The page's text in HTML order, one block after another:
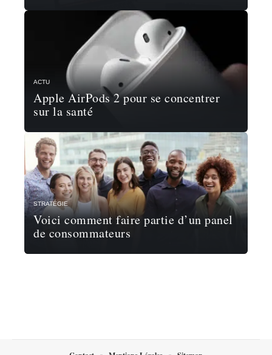
ACTU
Apple AirPods 2 pour se concentrer
sur la santé
STRATÉGIE
Voici comment faire partie d’un panel
de consommateurs